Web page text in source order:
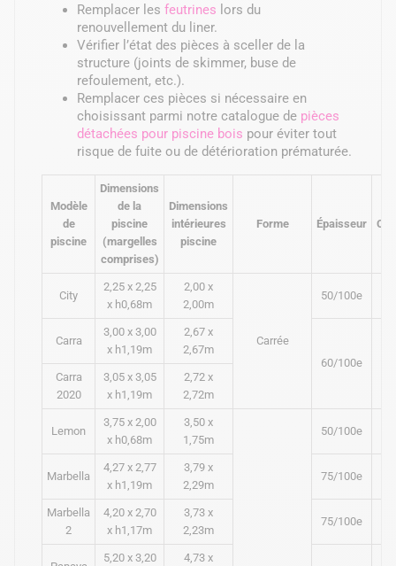
Remplacer les feutrines lors du
renouvellement du liner.
Vérifier l’état des pièces à sceller de la
structure (joints de skimmer, buse de
refoulement, etc.).
Remplacer ces pièces si nécessaire en
choisissant parmi notre catalogue de pièces
détachées pour piscine bois pour éviter tout
risque de fuite ou de détérioration prématurée.
Modèle
de
piscine
Dimensions
de la
piscine
(margelles
comprises)
Dimensions
intérieures
piscine
Forme Épaisseur
City
2,25 x 2,25
x h0,68m
2,00 x
2,00m
Carrée
50/100e
Carra
3,00 x 3,00
x h1,19m
2,67 x
2,67m
60/100e
Carra
2020
3,05 x 3,05
x h1,19m
2,72 x
2,72m
Lemon
3,75 x 2,00
x h0,68m
3,50 x
1,75m
50/100e
Marbella
4,27 x 2,77
x h1,19m
3,79 x
2,29m
75/100e
Marbella
2
4,20 x 2,70
x h1,17m
3,73 x
2,23m
75/100e
5,20 x 3,20
4,73 x